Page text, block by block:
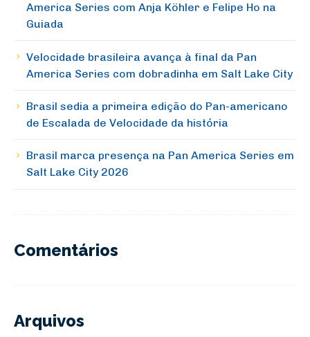
America Series com Anja Köhler e Felipe Ho na
Guiada
Velocidade brasileira avança à final da Pan
America Series com dobradinha em Salt Lake City
Brasil sedia a primeira edição do Pan-americano
de Escalada de Velocidade da história
Brasil marca presença na Pan America Series em
Salt Lake City 2026
Comentários
Arquivos